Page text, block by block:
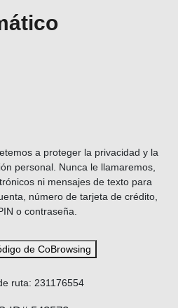
a proteger la privacidad y la
personal. Nunca le llamaremos,
ni mensajes de texto para
número de tarjeta de crédito,
o contraseña.
de CoBrowsing
ruta: 231176554